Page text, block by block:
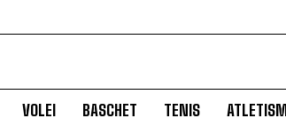
VOLEI BASCHET TENIS